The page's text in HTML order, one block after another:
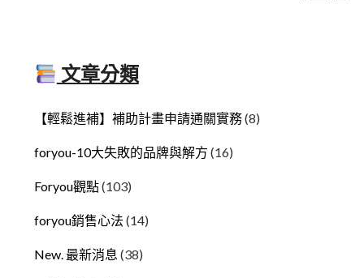
文章分類
【輕鬆進補】補助計畫申請通關實務(8)
foryou-10大失敗的品牌與解方 (16)
Foryou觀點(103)
foryou銷售心法 (14)
New. 最新消息 (38)